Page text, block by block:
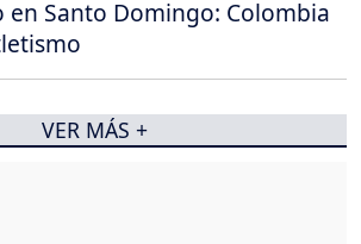
en Santo Domingo: Colombia
VER MÁS +